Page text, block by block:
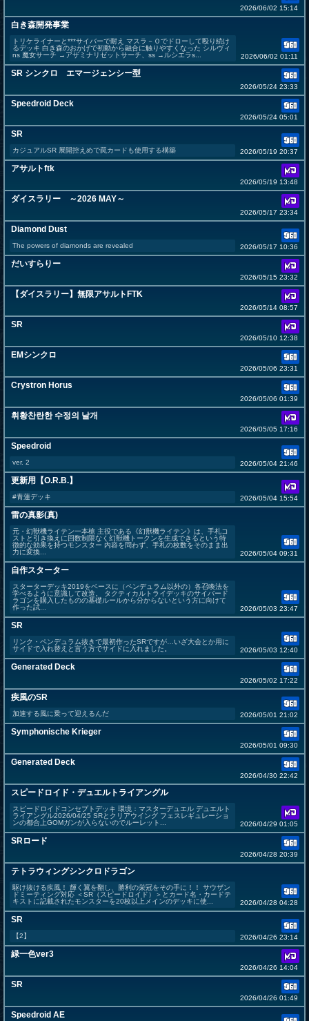
2026/06/02 15:14
白き森開発事業
トリケライナーと***サイバーで耐え マスラ－Ｏでドローして殴り続け
るデッキ 白き森のおかげで初動から融合に触りやすくなった シルヴィ
ns 魔女サーチ →アザミナリゼットサーチ、ss →ルシエラs...
2026/06/02 01:11
SR シンクロ エマージェンシー型
2026/05/24 23:33
Speedroid Deck
2026/05/24 05:01
SR
カジュアルSR 展開控えめで罠カードも使用する構築 2026/05/19 20:37
アサルトftk
2026/05/19 13:48
ダイスラリー ～2026 MAY～
2026/05/17 23:34
Diamond Dust
The powers of diamonds are revealed 2026/05/17 10:36
だいすらりー
2026/05/15 23:32
【ダイスラリー】無限アサルトFTK
2026/05/14 08:57
SR
2026/05/10 12:38
EMシンクロ
2026/05/06 23:31
Crystron Horus
2026/05/06 01:39
휘황찬란한 수정의 날개
2026/05/05 17:16
Speedroid
ver. 2 2026/05/04 21:46
更新用【O.R.B.】
#青蓮デッキ 2026/05/04 15:54
雷の真影(真)
元・幻獣機ライテン一本槍 主役である《幻獣機ライテン》は、手札コ
ストと引き換えに回数制限なく幻獣機トークンを生成できるという特
徴的な効果を持つモンスター 内容を問わず、手札の枚数をそのまま出
力に変換...
2026/05/04 09:31
自作スターター
スターターデッキ2019をベースに（ペンデュラム以外の）各召喚法を
学べるように意識して改造。 タクティカルトライデッキのサイバード
ラゴンを購入したものの基礎ルールから分からないという方に向けて
作った試...
2026/05/03 23:47
SR
リンク・ペンデュラム抜きで最初作ったSRですが…いざ大会とか用に
サイドで入れ替えと言う方でサイドに入れました。
2026/05/03 12:40
Generated Deck
2026/05/02 17:22
疾風のSR
加速する風に乗って迎えるんだ 2026/05/01 21:02
Symphonische Krieger
2026/05/01 09:30
Generated Deck
2026/04/30 22:42
スピードロイド・デュエルトライアングル
スピードロイドコンセプトデッキ 環境：マスターデュエル デュエルト
ライアングル2026/04/25 SRとクリアウイング フェスレギュレーショ
ンの都合上GOMガンが入らないのでルーレット...
2026/04/29 01:05
SRロード
2026/04/28 20:39
テトラウィングシンクロドラゴン
駆け抜ける疾風！ 輝く翼を翻し、勝利の栄冠をその手に！！ サウザン
ドミーティング対応 ＜SR（スピードロイド）＞とカード名・カードテ
キストに記載されたモンスターを20枚以上メインのデッキに使...
2026/04/28 04:28
SR
【2】 2026/04/26 23:14
緑一色ver3
2026/04/26 14:04
SR
2026/04/26 01:49
Speedroid AE